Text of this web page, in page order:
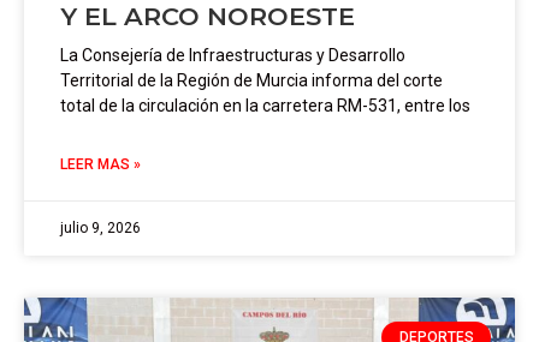
Y EL ARCO NOROESTE
La Consejería de Infraestructuras y Desarrollo
Territorial de la Región de Murcia informa del corte
total de la circulación en la carretera RM-531, entre los
LEER MAS »
julio 9, 2026
DEPORTES